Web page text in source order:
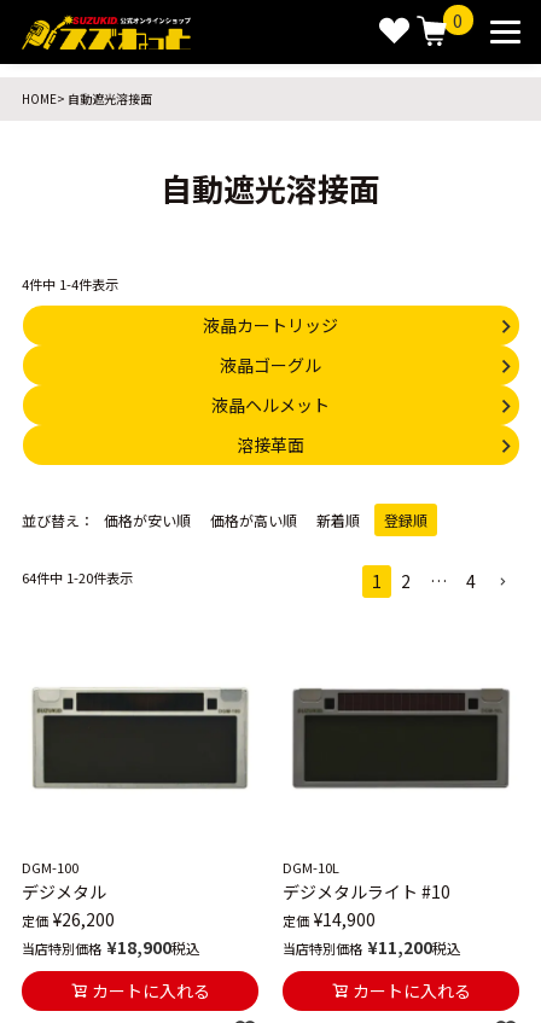
0
HOME 自動遮光溶接面
自動遮光溶接面
4件中 1-4件表示
液晶カートリッジ
液晶ゴーグル
液晶ヘルメット
溶接革面
並び替え 価格が安い順 価格が高い順 新着順 登録順
64件中 1-20件表示 1 2 … 4
DGM-100
デジメタル
定価 ¥26,200
当店特別価格 ¥18,900税込
カートに入れる
DGM-10L
デジメタルライト #10
定価 ¥14,900
当店特別価格 ¥11,200税込
カートに入れる